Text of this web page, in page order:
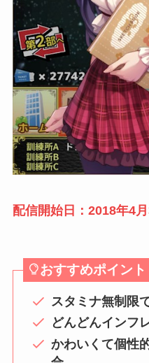
配信開始日：2018年4月
おすすめポイント
スタミナ無制限
どんどんインフ
かわいくて個性